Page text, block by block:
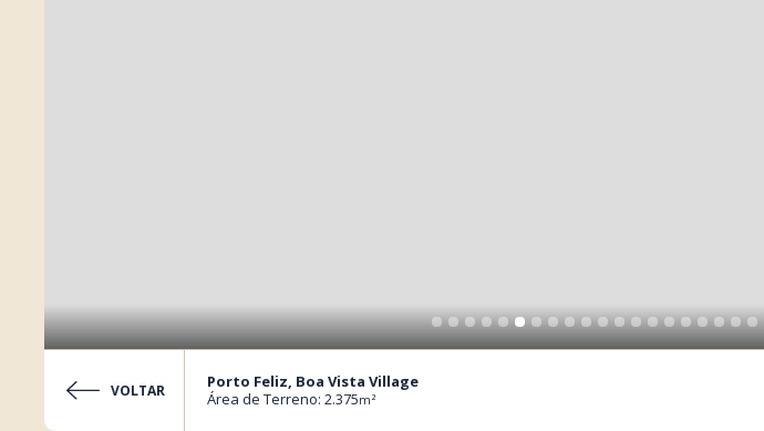
VOLTAR
Porto Feliz, Boa Vista Village
Área de Terreno: 2.375m²